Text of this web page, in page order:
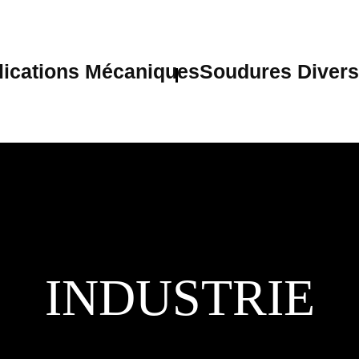
MécaniquesSoudures
INDUSTRIE